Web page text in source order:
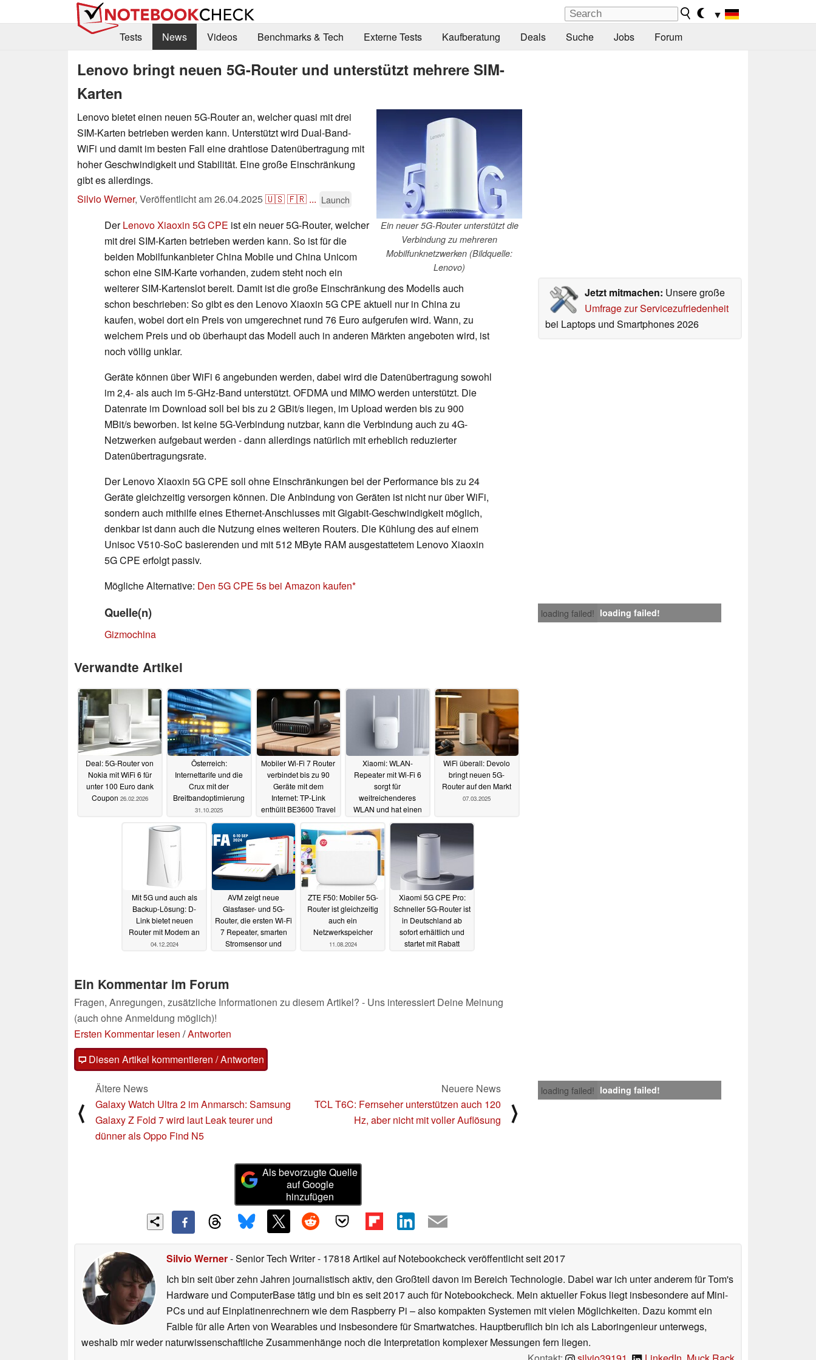
▼
Tests
News Videos Benchmarks & Tech Externe Tests Kaufberatung Deals Suche Jobs Forum
Lenovo bringt neuen 5G-Router und unterstützt mehrere SIM-
Karten
Ein neuer 5G-Router unterstützt die
Verbindung zu mehreren
Mobilfunknetzwerken (Bildquelle:
Lenovo)
Lenovo bietet einen neuen 5G-Router an, welcher quasi mit drei
SIM-Karten betrieben werden kann. Unterstützt wird Dual-Band-
WiFi und damit im besten Fall eine drahtlose Datenübertragung mit
hoher Geschwindigkeit und Stabilität. Eine große Einschränkung
gibt es allerdings.
Silvio Werner, Veröffentlicht am26.04.2025🇺🇸🇫🇷 ... Launch
Jetzt mitmachen: Unsere große
Umfrage zur Servicezufriedenheit
bei Laptops und Smartphones 2026
DerLenovo Xiaoxin 5G CPE ist ein neuer 5G-Router, welcher
mit drei SIM-Karten betrieben werden kann. So ist für die
beiden Mobilfunkanbieter China Mobile und China Unicom
schon eine SIM-Karte vorhanden, zudem steht noch ein
weiterer SIM-Kartenslot bereit. Damit ist die große Einschränkung des Modells auch
schon beschrieben: So gibt es den Lenovo Xiaoxin 5G CPE aktuell nur in China zu
kaufen, wobei dort ein Preis von umgerechnet rund 76 Euro aufgerufen wird. Wann, zu
welchem Preis und ob überhaupt das Modell auch in anderen Märkten angeboten wird, ist
noch völlig unklar.
Geräte können über WiFi 6 angebunden werden, dabei wird die Datenübertragung sowohl
im 2,4- als auch im 5-GHz-Band unterstützt. OFDMA und MIMO werden unterstützt. Die
Datenrate im Download soll bei bis zu 2 GBit/s liegen, im Upload werden bis zu 900
MBit/s beworben. Ist keine 5G-Verbindung nutzbar, kann die Verbindung auch zu 4G-
Netzwerken aufgebaut werden - dann allerdings natürlich mit erheblich reduzierter
Datenübertragungsrate.
Der Lenovo Xiaoxin 5G CPE soll ohne Einschränkungen bei der Performance bis zu 24
Geräte gleichzeitig versorgen können. Die Anbindung von Geräten ist nicht nur über WiFi,
sondern auch mithilfe eines Ethernet-Anschlusses mit Gigabit-Geschwindigkeit möglich,
denkbar ist dann auch die Nutzung eines weiteren Routers. Die Kühlung des auf einem
Unisoc V510-SoC basierenden und mit 512 MByte RAM ausgestattetem Lenovo Xiaoxin
5G CPE erfolgt passiv.
Mögliche Alternative: Den 5G CPE 5s bei Amazon kaufen
loading failed! loading failed!
Quelle(n)
Gizmochina
Verwandte Artikel
Deal: 5G-Router von
Nokia mit WiFi 6 für
unter 100 Euro dank
Coupon 26.02.2026
Österreich:
Internettarife und die
Crux mit der
Breitbandoptimierung
31.10.2025
Mobiler Wi-Fi 7 Router
verbindet bis zu 90
Geräte mit dem
Internet: TP-Link
enthüllt BE3600 Travel
Xiaomi: WLAN-
Repeater mit Wi-Fi 6
sorgt für
weitreichenderes
WLAN und hat einen
16.07.2025
WiFi überall: Devolo
bringt neuen 5G-
Router auf den Markt
07.03.2025
Mit 5G und auch als
Backup-Lösung: D-
Link bietet neuen
Router mit Modem an
04.12.2024
AVM zeigt neue
Glasfaser- und 5G-
Router, die ersten Wi-Fi
7 Repeater, smarten
Stromsensor und
ZTE F50: Mobiler 5G-
Router ist gleichzeitig
auch ein
Netzwerkspeicher
11.08.2024
Xiaomi 5G CPE Pro:
Schneller 5G-Router ist
in Deutschland ab
sofort erhältlich und
startet mit Rabatt
Ein Kommentar im Forum
Fragen, Anregungen, zusätzliche Informationen zu diesem Artikel? - Uns interessiert Deine Meinung
(auch ohne Anmeldung möglich)!
Ersten Kommentar lesen /Antworten
Diesen Artikel kommentieren / Antworten
loading failed! loading failed!
⟨
Ältere News
Galaxy Watch Ultra 2 im Anmarsch: Samsung
Galaxy Z Fold 7 wird laut Leak teurer und
dünner als Oppo Find N5
Neuere News
TCL T6C: Fernseher unterstützen auch 120
Hz, aber nicht mit voller Auflösung
⟩
Als bevorzugte Quelle
auf Google
hinzufügen
Silvio Werner- Senior Tech Writer- 17818 Artikel auf Notebookcheck veröffentlichtseit 2017
Ich bin seit über zehn Jahren journalistisch aktiv, den Großteil davon im Bereich Technologie. Dabei war ich unter anderem für Tom's
Hardware und ComputerBase tätig und bin es seit 2017 auch für Notebookcheck. Mein aktueller Fokus liegt insbesondere auf Mini-
PCs und auf Einplatinenrechnern wie dem Raspberry Pi – also kompakten Systemen mit vielen Möglichkeiten. Dazu kommt ein
Faible für alle Arten von Wearables und insbesondere für Smartwatches. Hauptberuflich bin ich als Laboringenieur unterwegs,
weshalb mir weder naturwissenschaftliche Zusammenhänge noch die Interpretation komplexer Messungen fern liegen.